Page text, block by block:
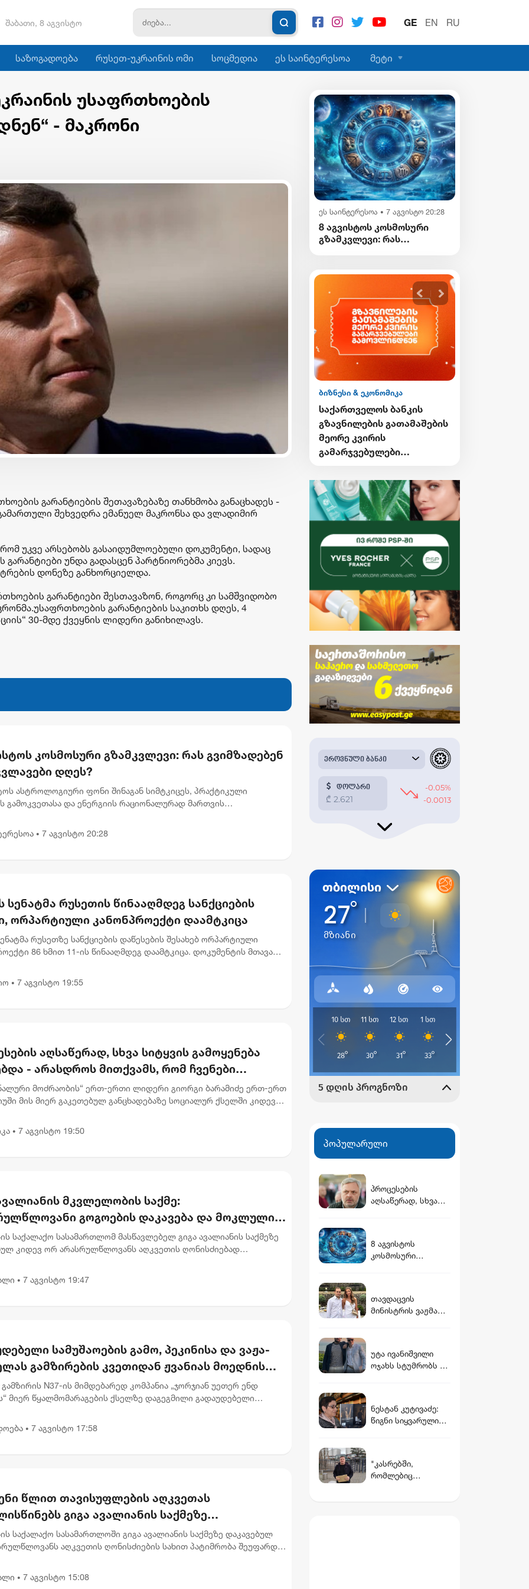
შაბათი, 8 აგვისტო GE EN RU
საზოგადოება რუსეთ-უკრაინის ომი სოცმედია ეს საინტერესოა მეტი
უსაფრთხოების
- მაკრონი
გარანტიების შეთავაზებაზე თანხმობა განაცხადეს -
შეხვედრა ემანუელ მაკრონსა და ვლადიმირ
უკვე არსებობს გასაიდუმლოებული დოკუმენტი, სადაც
უნდა გადასცენ პარტნიორებმა კიევს.
დონეზე განხორციელდა.
გარანტიები შესთავაზონ, როგორც კი სამშვიდობო
გარანტიების საკითხს დღეს, 4
30-მდე ქვეყნის ლიდერი განიხილავს.
კოსმოსური გზამკვლევი: რას გვიმზადებენ
დღეს?
ასტროლოგიური ფონი შინაგან სიმტკიცეს, პრაქტიკული
გამოკვეთასა და ენერგიის რაციონალურად მართვის
საქმე...
• 7 აგვისტო 20:28
სენატმა რუსეთის წინააღმდეგ სანქციების
ორპარტიული კანონპროექტი დაამტკიცა
რუსეთზე სანქციების დაწესების შესახებ ორპარტიული
86 ხმით 11-ის წინააღმდეგ დაამტკიცა. დოკუმენტის მთავარი
• 7 აგვისტო 19:55
აღსაწერად, სხვა სიტყვის გამოყენება
- არასდროს მითქვამს, რომ ჩვენები
ან დატყვევებულს "ხვრეტდნენ" -
მოძრაობის“ ერთ-ერთი ლიდერი გიორგი ბარამიძე ერთ-ერთ
მის მიერ გაკეთებულ განცხადებაზე სოციალურ ქსელში კიდევ
• 7 აგვისტო 19:50
მკვლელობის საქმე:
გოგოების დაკავება და მოკლული
დედის განცხადება
საქალაქო სასამართლომ მასწავლებელ გიგა ავალიანის საქმეზე
კიდევ ორ არასრულწლოვანს აღკვეთის ღონისძიებად
• 7 აგვისტო 19:47
სამუშაოების გამო, პეკინისა და ვაჟა-
გამზირების კვეთიდან ჟვანიას მოედნის
მოძრაობა დროებით შეიზღუდება
გამზირის N37-ის მიმდებარედ კომპანია „ჯორჯიან უეთერ ენდ
მიერ წყალმომარაგების ქსელზე დაგეგმილი გადაუდებელი
ნ...
• 7 აგვისტო 17:58
წლით თავისუფლების აღკვეთას
გიგა ავალიანის საქმეზე
წაყენებული ბრალდება
საქალაქო სასამართლოში გიგა ავალიანის საქმეზე დაკავებულ
აღკვეთის ღონისძიების სახით პატიმრობა შეუფარდეს
• 7 აგვისტო 15:08
ეს საინტერესოა • 7 აგვისტო 20:28
8 აგვისტოს კოსმოსური
გზამკვლევი: რას
ბიზნესი & ეკონომიკა
საქართველოს ბანკის
მობილბანკის მორიგი
განახლება - ახალი
შესაძლებლობები
მეორე კვირის
გამარჯვებულები
ბიზნესი & ეკონომიკა
საქართველოს ბანკის
Student Card-ისა და sCool
Card-ის მფლობელები
ქუთაისში ტრანსპორტზე
ისარგებლებენ
პოპულარული
პროცესების
აღსაწერად, სხვა
მითქვამს, რომ
ჩვენები
"ხვრეტდნენ" -
ბარამიძე
8 აგვისტოს
კოსმოსური
დღეს?
თავდაცვის
მინისტრის ვაჟმა
რჩეული
უტა ივანიშვილი
ოჯახს სტუმრობს -
აქვეყნებს
ნესტან კუტივაძე:
წიგნი სიყვარულის
ე - „ის აქ არის -
ანგელოზის კაშკაშა
"კასრებში,
რომლებიც